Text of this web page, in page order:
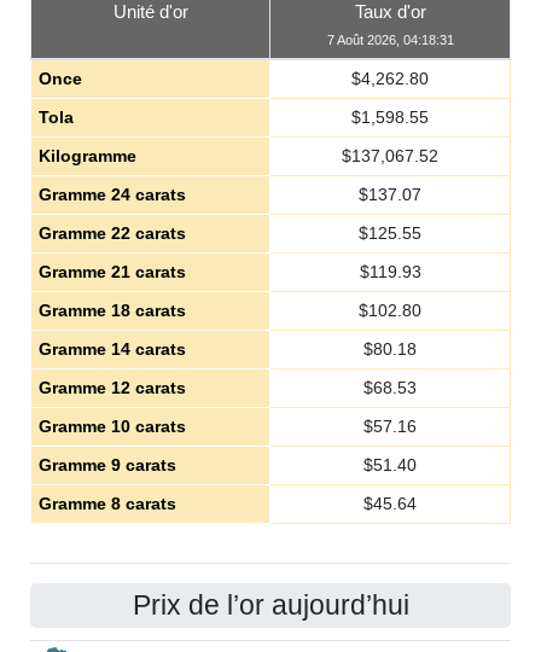
Unité d'or Taux d'or
7 Août 2026, 04:18:31
Once $4,262.80
Tola
$1,598.55
Kilogramme
$137,067.52
Gramme 24 carats
$137.07
Gramme 22 carats
$125.55
Gramme 21 carats
$119.93
Gramme 18 carats
$102.80
Gramme 14 carats
$80.18
Gramme 12 carats
$68.53
Gramme 10 carats
$57.16
Gramme 9 carats
$51.40
Gramme 8 carats
$45.64
Prix de l’or aujourd’hui